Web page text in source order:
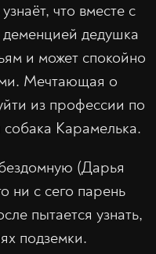
что вместе с
дедушка
и может спокойно
Мечтающая о
из профессии по
Карамелька.
(Дарья
ни с сего парень
пытается узнать,
подземки.